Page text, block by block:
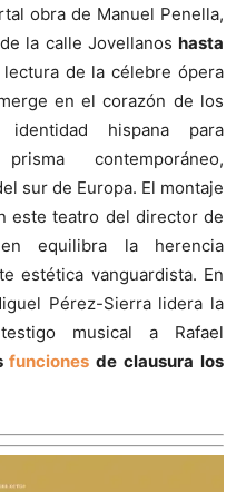
obra de Manuel Penella,
la calle Jovellanos hasta
lectura de la célebre ópera
en el corazón de los
hispana para
contemporáneo,
sur de Europa. El montaje
este teatro del director de
equilibra la herencia
estética vanguardista. En
Pérez-Sierra lidera la
musical a Rafael
funciones de clausura los